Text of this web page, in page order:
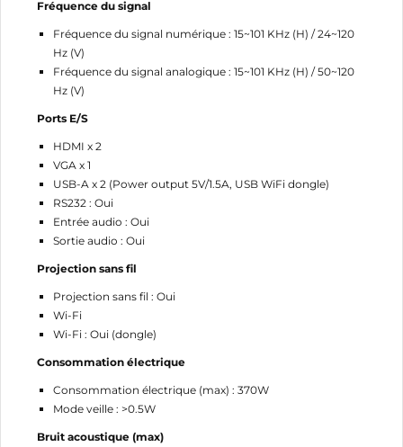
Fréquence du signal
Fréquence du signal numérique : 15~101 KHz (H) / 24~120
Hz (V)
Fréquence du signal analogique : 15~101 KHz (H) / 50~120
Hz (V)
Ports E/S
HDMI x 2
VGA x 1
USB-A x 2 (Power output 5V/1.5A, USB WiFi dongle)
RS232 : Oui
Entrée audio : Oui
Sortie audio : Oui
Projection sans fil
Projection sans fil : Oui
Wi-Fi
Wi-Fi : Oui (dongle)
Consommation électrique
Consommation électrique (max) : 370W
Mode veille : >0.5W
Bruit acoustique (max)
MES LISTES
add_circle_outline
CRÉER UNE LISTE D'ENVIES
CONNEXION
à votre liste d'envies.
Annuler